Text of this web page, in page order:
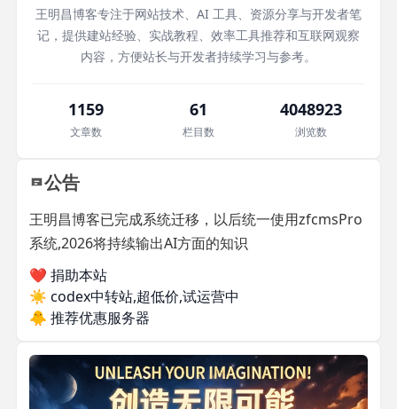
王明昌博客专注于网站技术、AI 工具、资源分享与开发者笔
记，提供建站经验、实战教程、效率工具推荐和互联网观察
内容，方便站长与开发者持续学习与参考。
1159
文章数
61
栏目数
4048923
浏览数
公告
王明昌博客已完成系统迁移，以后统一使用zfcmsPro
系统,2026将持续输出AI方面的知识
❤️ 捐助本站
☀️ codex中转站,超低价,试运营中
🐥 推荐优惠服务器